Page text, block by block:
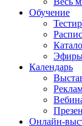
Обучение
Эфиры
Календарь
Онлайн-